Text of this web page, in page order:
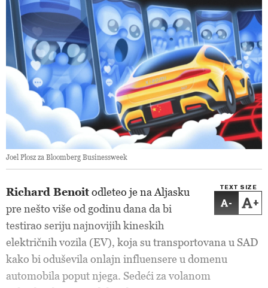
Joel Plosz za Bloomberg Businessweek
TEXT SIZE
- +
Richard Benoitodleteo je na Aljasku
pre nešto više od godinu dana da bi
testirao seriju najnovijih kineskih
električnih vozila (EV), koja su transportovana u SAD
kako bi oduševila onlajn influensere u domenu
automobila poput njega. Sedeći za volanom